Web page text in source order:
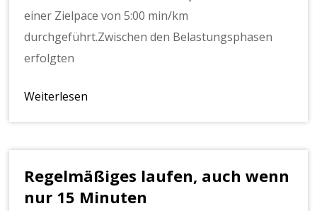
einer Zielpace von 5:00 min/km
durchgeführt.Zwischen den Belastungsphasen
erfolgten
Weiterlesen
Regelmäßiges laufen, auch wenn
nur 15 Minuten